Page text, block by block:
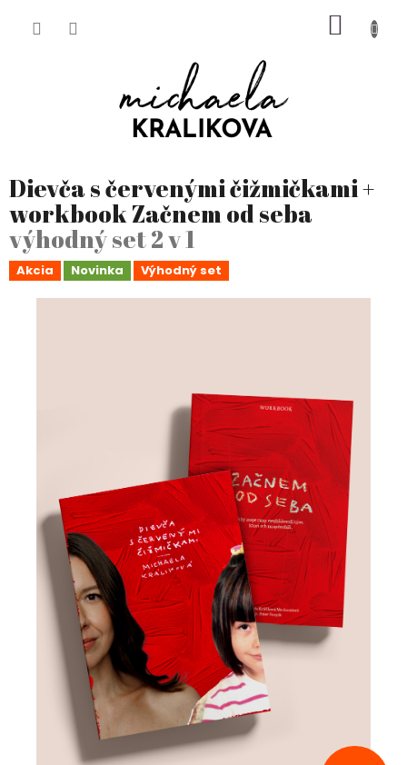
KOŠÍK
Dievča s červenými čižmičkami +
workbook Začnem od seba
výhodný set 2 v 1
Akcia Novinka Výhodný set